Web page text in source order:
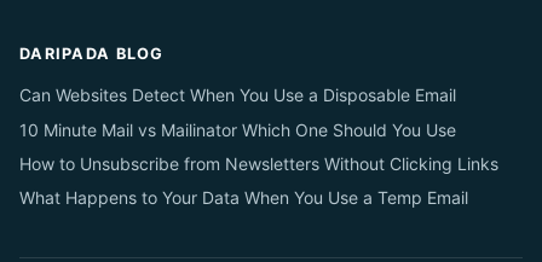
DARIPADA BLOG
Can Websites Detect When You Use a Disposable Email
10 Minute Mail vs Mailinator Which One Should You Use
How to Unsubscribe from Newsletters Without Clicking Links
What Happens to Your Data When You Use a Temp Email